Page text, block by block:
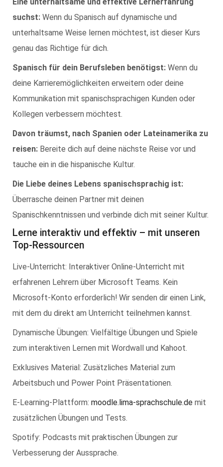
Eine unterhaltsame und effektive Lernerfahrung
suchst: Wenn du Spanisch auf dynamische und
unterhaltsame Weise lernen möchtest, ist dieser Kurs
genau das Richtige für dich.
Spanisch für dein Berufsleben benötigst: Wenn du
deine Karrieremöglichkeiten erweitern oder deine
Kommunikation mit spanischsprachigen Kunden oder
Kollegen verbessern möchtest.
Davon träumst, nach Spanien oder Lateinamerika zu
reisen: Bereite dich auf deine nächste Reise vor und
tauche ein in die hispanische Kultur.
Die Liebe deines Lebens spanischsprachig ist:
Überrasche deinen Partner mit deinen
Spanischkenntnissen und verbinde dich mit seiner Kultur.
Lerne interaktiv und effektiv – mit unseren
Top-Ressourcen
Live-Unterricht: Interaktiver Online-Unterricht mit
erfahrenen Lehrern über Microsoft Teams. Kein
Microsoft-Konto erforderlich! Wir senden dir einen Link,
mit dem du direkt am Unterricht teilnehmen kannst.
Dynamische Übungen: Vielfältige Übungen und Spiele
zum interaktiven Lernen mit Wordwall und Kahoot.
Exklusives Material: Zusätzliches Material zum
Arbeitsbuch und Power Point Präsentationen.
E-Learning-Plattform: moodle.lima-sprachschule.de mit
zusätzlichen Übungen und Tests.
Spotify: Podcasts mit praktischen Übungen zur
Verbesserung der Aussprache.